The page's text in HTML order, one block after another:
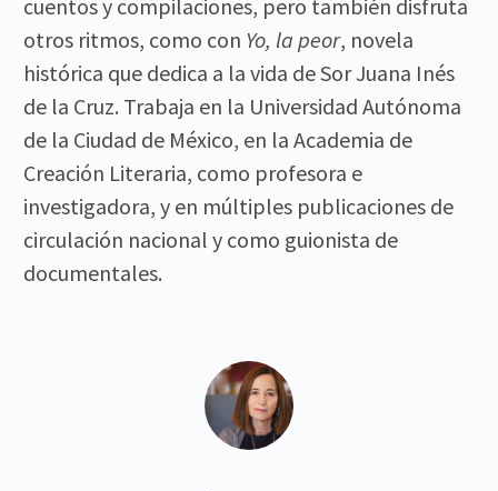
cuentos y compilaciones, pero también disfruta
otros ritmos, como con Yo, la peor, novela
histórica que dedica a la vida de Sor Juana Inés
de la Cruz. Trabaja en la Universidad Autónoma
de la Ciudad de México, en la Academia de
Creación Literaria, como profesora e
investigadora, y en múltiples publicaciones de
circulación nacional y como guionista de
documentales.